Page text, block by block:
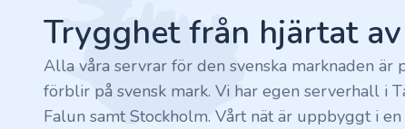
.ink
.email
Trygghet från hjärtat
Alla våra servrar för den svenska marknaden är
förblir på svensk mark. Vi har egen serverhall i
Falun samt Stockholm. Vårt nät är uppbyggt i